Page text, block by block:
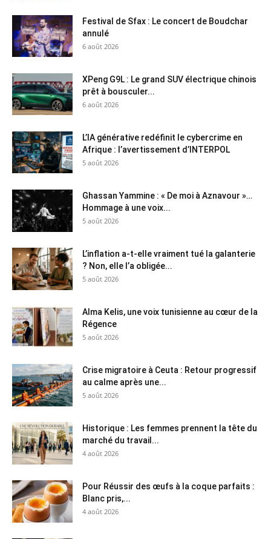
Festival de Sfax : Le concert de Boudchar
annulé
6 août 2026
XPeng G9L : Le grand SUV électrique chinois
prêt à bousculer...
6 août 2026
L’IA générative redéfinit le cybercrime en
Afrique : l’avertissement d’INTERPOL
5 août 2026
Ghassan Yammine : « De moi à Aznavour »…
Hommage à une voix...
5 août 2026
L’inflation a-t-elle vraiment tué la galanterie
? Non, elle l’a obligée...
5 août 2026
Alma Kelis, une voix tunisienne au cœur de la
Régence
5 août 2026
Crise migratoire à Ceuta : Retour progressif
au calme après une...
5 août 2026
Historique : Les femmes prennent la tête du
marché du travail...
4 août 2026
Pour Réussir des œufs à la coque parfaits :
Blanc pris,...
4 août 2026